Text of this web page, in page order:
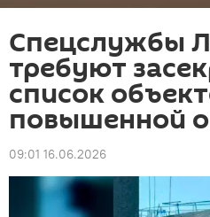
Спецслужбы
требуют
список
повышенной
09:01 16.06.2026